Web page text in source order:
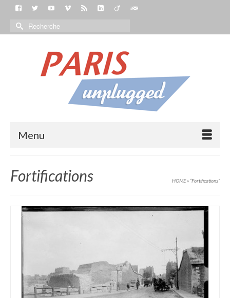
Menu
Fortifications HOME» “Fortifications“